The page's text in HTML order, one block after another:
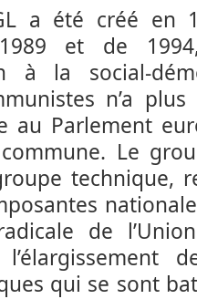
a été créé en
et de
à la social-
n’a
au Parlement
Le
technique,
de
qui se sont